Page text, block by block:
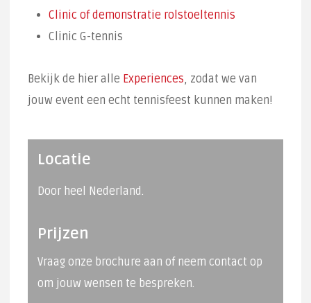
Clinic of demonstratie rolstoeltennis
Clinic G-tennis
Bekijk de hier alle Experiences, zodat we van
jouw event een echt tennisfeest kunnen maken!
Locatie
Door heel Nederland.
Prijzen
Vraag onze brochure aan of neem contact op
om jouw wensen te bespreken.